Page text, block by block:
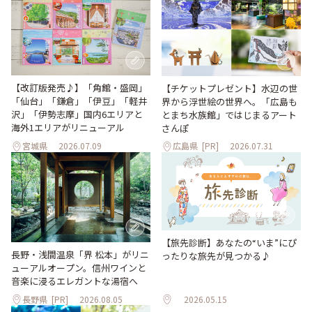
【改訂版発売♪】「角館・盛岡」
「仙台」「鎌倉」「伊豆」「軽井
沢」「伊勢志摩」国内6エリアと
海外1エリアがリニューアル
宮城県 2026.07.09
【チケットプレゼント】水辺の世
界から浮世絵の世界へ。「広島も
とまち水族館」ではじまるアート
さんぽ
広島県 [PR] 2026.07.31
長野・浅間温泉「界 松本」がリニ
ューアルオープン。信州ワインと
音楽に浸るエレガントな湯宿へ
長野県 [PR] 2026.08.05
【旅先診断】あなたの“いま”にぴ
ったりな旅先が見つかる♪
2026.05.15